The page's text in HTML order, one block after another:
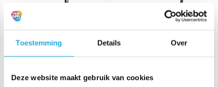
Toestemming Details Over
Deze website maakt gebruik van cookies
Looper
Looper voor Birch machnies
405 & 705
Needle voor machines 405 en
705